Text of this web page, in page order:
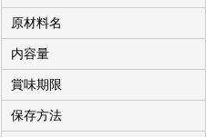
原材料名
内容量
賞味期限
保存方法